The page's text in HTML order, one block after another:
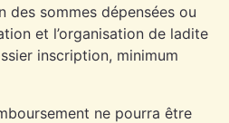
des sommes dépensées ou
et l’organisation de ladite
inscription, minimum
ne pourra être